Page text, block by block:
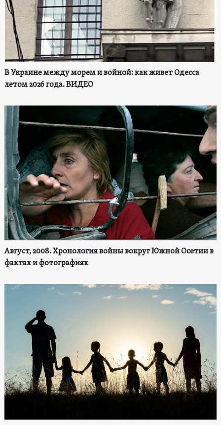
В Украине между морем и войной: как живет Одесса
летом 2026 года. ВИДЕО
Август, 2008. Хронология войны вокруг Южной Осетии в
фактах и фотографиях